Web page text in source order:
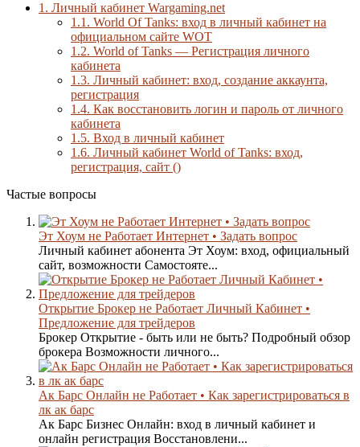
1. Личный кабинет Wargaming.net
1.1. World Of Tanks: вход в личный кабинет на
официальном сайте WOT
1.2. World of Tanks — Регистрация личного
кабинета
1.3. Личный кабинет: вход, создание аккаунта,
регистрация
1.4. Как восстановить логин и пароль от личного
кабинета
1.5. Вход в личный кабинет
1.6. Личный кабинет World of Tanks: вход,
регистрация, сайт ()
Частые вопросы
Эт Хоум не Работает Интернет • Задать вопрос
Личный кабинет абонента Эт Хоум: вход, официальный
сайт, возможности Самостояте...
Открытие Брокер не Работает Личный Кабинет •
Предложение для трейдеров
Брокер Открытие - быть или не быть? Подробный обзор
брокера Возможности личного...
Ак Барс Онлайн не Работает • Как зарегистрироваться в
лк ак барс
Ак Барс Бизнес Онлайн: вход в личный кабинет и
онлайн регистрация Восстановлени...